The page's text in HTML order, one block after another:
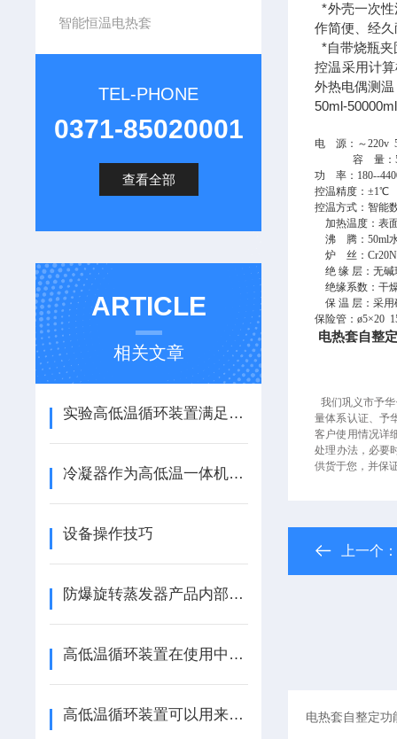
智能恒温电热套
TEL-PHONE
0371-85020001
查看全部
ARTICLE
相关文章
实验高低温循环装置满足多元实验需求
冷凝器作为高低温一体机重要制冷配件,对它的维护一定不能疏忽
设备操作技巧
防爆旋转蒸发器产品内部布局
高低温循环装置在使用中这几点可马虎不得
高低温循环装置可以用来测试材料的耐久性和性能表现
*外壳一次
作简便、经
*自带烧瓶
控温采用计
外热电偶测
50ml-
电 源：～220v
容 量：
功 率：180--
控温精度：±1℃
控温方式：智能
加热温度：表
沸 腾：50ml
炉 丝：
绝 缘 层：无碱
绝缘系数：干
保 温 层：采用
保险管：ø5×20
电热套自整
我们巩义市予
量体系认证、予
客户使用情况详
处理办法，必要
供货于您，并保
上一个